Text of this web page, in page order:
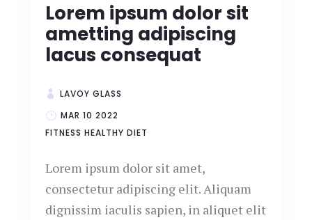
Lorem ipsum dolor sit
ametting adipiscing
lacus consequat
LAVOY GLASS
MAR 10 2022
FITNESS HEALTHY DIET
Lorem ipsum dolor sit amet,
consectetur adipiscing elit. Aliquam
dignissim iaculis sapien, in aliquet elit